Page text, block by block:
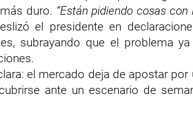
duro. “Están pidiendo cosas
el presidente en
subrayando que el problema
el mercado deja de apostar por
ante un escenario de